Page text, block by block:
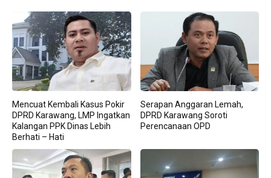
Mencuat Kembali Kasus Pokir
DPRD Karawang, LMP Ingatkan
Kalangan PPK Dinas Lebih
Berhati – Hati
Serapan Anggaran Lemah,
DPRD Karawang Soroti
Perencanaan OPD